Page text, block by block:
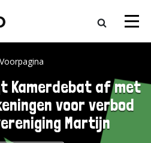
Voorpagina
Kamerdebat af met
voor verbod
Martijn